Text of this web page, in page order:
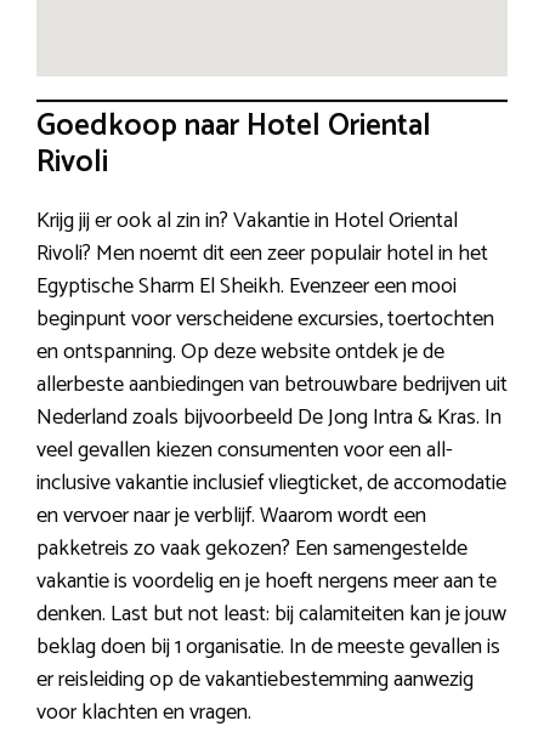
Goedkoop naar Hotel Oriental
Rivoli
Krijg jij er ook al zin in? Vakantie in Hotel Oriental
Rivoli? Men noemt dit een zeer populair hotel in het
Egyptische Sharm El Sheikh. Evenzeer een mooi
beginpunt voor verscheidene excursies, toertochten
en ontspanning. Op deze website ontdek je de
allerbeste aanbiedingen van betrouwbare bedrijven uit
Nederland zoals bijvoorbeeld De Jong Intra & Kras. In
veel gevallen kiezen consumenten voor een all-
inclusive vakantie inclusief vliegticket, de accomodatie
en vervoer naar je verblijf. Waarom wordt een
pakketreis zo vaak gekozen? Een samengestelde
vakantie is voordelig en je hoeft nergens meer aan te
denken. Last but not least: bij calamiteiten kan je jouw
beklag doen bij 1 organisatie. In de meeste gevallen is
er reisleiding op de vakantiebestemming aanwezig
voor klachten en vragen.